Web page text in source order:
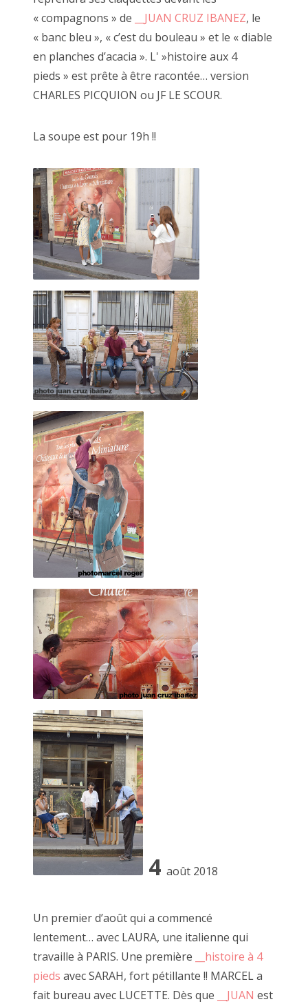
« compagnons » de
__JUAN CRUZ IBANEZ, le
« banc bleu », « c’est du bouleau » et le « diable
en planches d’acacia ». L' »histoire aux 4
pieds » est prête à être racontée… version
CHARLES PICQUION ou JF LE SCOUR.
La soupe est pour 19h !!
4 août 2018
Un premier d’août qui a commencé
lentement… avec LAURA, une italienne qui
travaille à PARIS. Une première
__histoire à 4
pieds avec SARAH, fort pétillante !! MARCEL a
fait bureau avec LUCETTE. Dès que
__JUAN est
"Pédale Pédale", décembre 2018
Première rencontre avec le OU PAS. Nous
comme un événement ou viennent se
personnes.
Certes nous avions rameuté beaucoup de
mais là n'est pas le crédo d'à côté.
C'est à ce moment que j'ai pris conscience de
DEHORS.
Je suis revenu avec un micro pour demander
la voi(e)x est libre ?
Puis avec d'autres photos sur des cartons en
lire à voix haute.
Nous avons eu l'honneur avec Alexandre de
façade d'à côté.
J'ai ensuite réitéré l'opération en affichant
Lors d'une autre exposition immersive,
créé une caméra en carton interactive en
globale.
Mural vague à bonds, 16 novembre 2019